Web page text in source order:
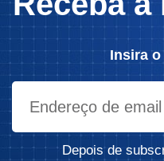
- Publicidade -
Insira
Depois de